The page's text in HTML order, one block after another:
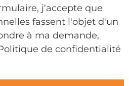
j'accepte que
fassent l'objet d'un
à ma demande,
de confidentialité